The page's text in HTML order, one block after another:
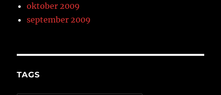
oktober 2009
september 2009
TAGS